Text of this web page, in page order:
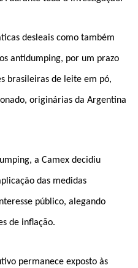
desleais como também
antidumping, por um prazo
brasileiras de leite em pó,
originárias da Argentina
a Camex decidiu
das medidas
público, alegando
de inflação.
permanece exposto às